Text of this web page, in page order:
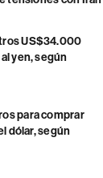
US$34.000
yen, según
para comprar
dólar, según